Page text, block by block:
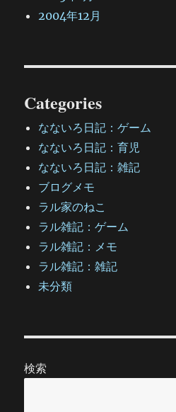
2004年12月
Categories
なないろ日記：ゲーム
なないろ日記：育児
なないろ日記：雑記
ブログメモ
ラル家のねこ
ラル雑記：ゲーム
ラル雑記：メモ
ラル雑記：雑記
未分類
検索